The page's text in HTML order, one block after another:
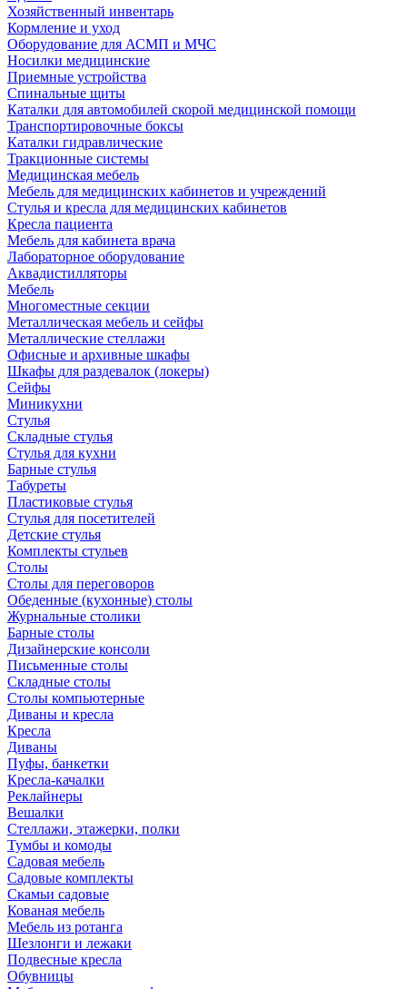
Хозяйственный инвентарь
Кормление и уход
Оборудование для АСМП и МЧС
Носилки медицинские
Приемные устройства
Спинальные щиты
Каталки для автомобилей скорой медицинской помощи
Транспортировочные боксы
Каталки гидравлические
Тракционные системы
Медицинская мебель
Мебель для медицинских кабинетов и учреждений
Стулья и кресла для медицинских кабинетов
Кресла пациента
Мебель для кабинета врача
Лабораторное оборудование
Аквадистилляторы
Мебель
Многоместные секции
Металлическая мебель и сейфы
Металлические стеллажи
Офисные и архивные шкафы
Шкафы для раздевалок (локеры)
Сейфы
Миникухни
Стулья
Складные стулья
Стулья для кухни
Барные стулья
Табуреты
Пластиковые стулья
Стулья для посетителей
Детские стулья
Комплекты стульев
Столы
Столы для переговоров
Обеденные (кухонные) столы
Журнальные столики
Барные столы
Дизайнерские консоли
Письменные столы
Складные столы
Столы компьютерные
Диваны и кресла
Кресла
Диваны
Пуфы, банкетки
Кресла-качалки
Реклайнеры
Вешалки
Стеллажи, этажерки, полки
Тумбы и комоды
Садовая мебель
Садовые комплекты
Скамьи садовые
Кованая мебель
Мебель из ротанга
Шезлонги и лежаки
Подвесные кресла
Обувницы